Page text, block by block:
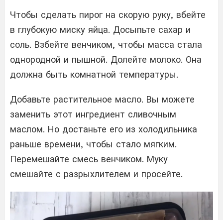
Чтобы сделать пирог на скорую руку, вбейте
в глубокую миску яйца. Досыпьте сахар и
соль. Взбейте венчиком, чтобы масса стала
однородной и пышной. Долейте молоко. Она
должна быть комнатной температуры.
Добавьте растительное масло. Вы можете
заменить этот ингредиент сливочным
маслом. Но достаньте его из холодильника
раньше времени, чтобы стало мягким.
Перемешайте смесь венчиком. Муку
смешайте с разрыхлителем и просейте.